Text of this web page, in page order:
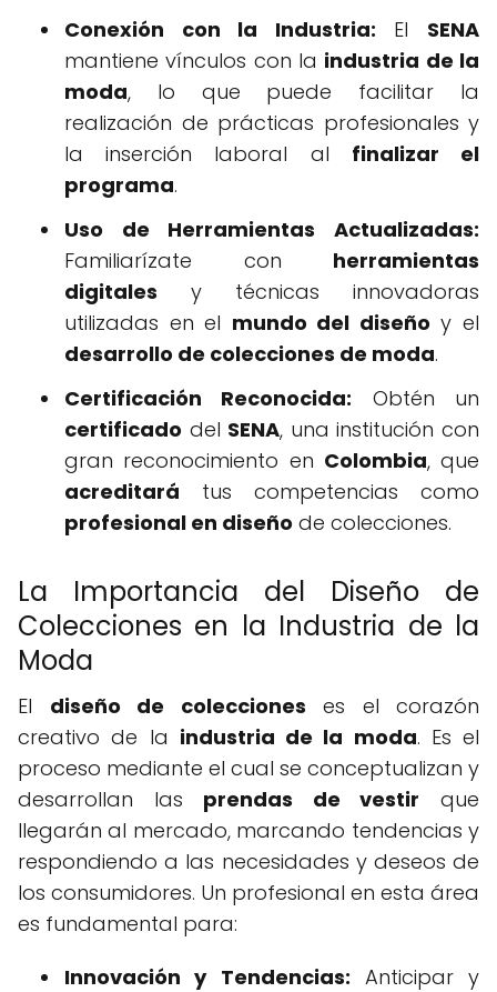
Conexión con la Industria: El SENA
mantiene vínculos con la industria de la
moda, lo que puede facilitar la
realización de prácticas profesionales y
la inserción laboral al finalizar el
programa.
Uso de Herramientas Actualizadas:
Familiarízate con herramientas
digitales y técnicas innovadoras
utilizadas en el mundo del diseño y el
desarrollo de colecciones de moda.
Certificación Reconocida: Obtén un
certificado del SENA, una institución con
gran reconocimiento en Colombia, que
acreditará tus competencias como
profesional en diseño de colecciones.
La Importancia del Diseño de
Colecciones en la Industria de la
Moda
El diseño de colecciones es el corazón
creativo de la industria de la moda. Es el
proceso mediante el cual se conceptualizan y
desarrollan las prendas de vestir que
llegarán al mercado, marcando tendencias y
respondiendo a las necesidades y deseos de
los consumidores. Un profesional en esta área
es fundamental para:
Innovación y Tendencias: Anticipar y